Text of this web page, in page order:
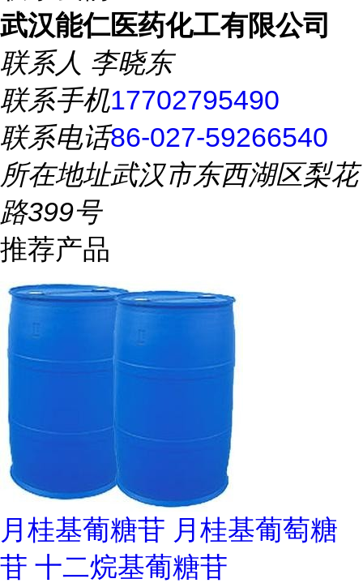
武汉能仁医药化工有限公司
联系人 李晓东
联系手机17702795490
联系电话86-027-59266540
所在地址武汉市东西湖区梨花
路399号
推荐产品
月桂基葡糖苷 月桂基葡萄糖
苷 十二烷基葡糖苷